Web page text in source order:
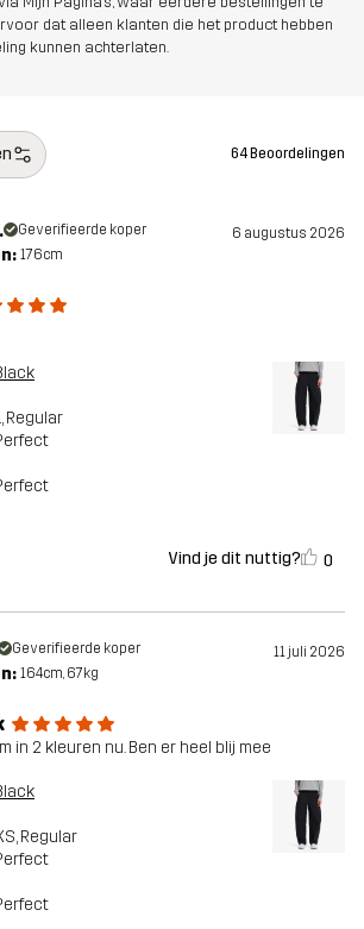
ALLROUND
dat alleen klanten die het product hebben
kunnen achterlaten.
64 Beoordelingen
Geverifieerde koper 6 augustus 2026
176cm
, Regular
Vind je dit nuttig? 0
Geverifieerde koper 11 juli 2026
164cm, 67kg
in 2 kleuren nu. Ben er heel blij mee
, Regular